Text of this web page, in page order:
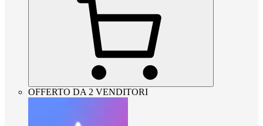
OFFERTO DA 2 VENDITORI